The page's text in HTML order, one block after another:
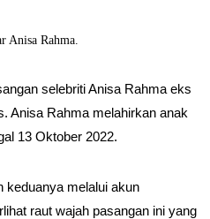
Anisa Rahma.
selebriti Anisa Rahma eks
Anisa Rahma melahirkan anak
13 Oktober 2022.
keduanya melalui akun
raut wajah pasangan ini yang